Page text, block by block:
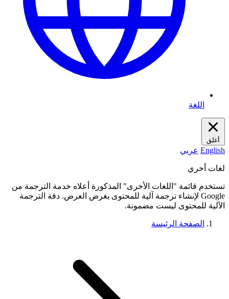
اللغة
أغلق
English عربي
لغات أخري
تستخدم قائمة "اللغات الأخرى" المذكورة أعلاه خدمة الترجمة من
Google لإنشاء ترجمة آلية للمحتوى بغرض العرض. دقة الترجمة
الآلية للمحتوى ليست مضمونة.
الصفحة الرئيسة